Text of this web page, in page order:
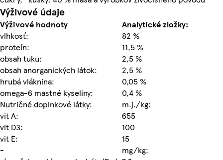
Výživové údaje
Výživové hodnoty
Analytické zložky:
vlhkosť:
82 %
proteín:
11,5 %
obsah tuku:
2,5 %
obsah anorganických látok:
2,5 %
hrubá vláknina:
0,05 %
omega-6 mastné kyseliny:
0,4 %
Nutričné doplnkové látky:
m.j./kg:
vit A:
655
vit D3:
100
vit E:
15
-
mg/kg: